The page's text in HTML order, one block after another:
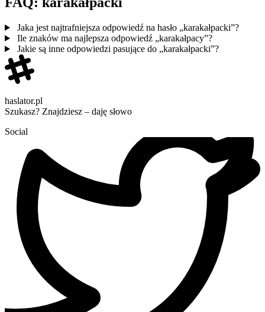
Jaka jest najtrafniejsza odpowiedź na hasło „karakałpacki”?
Ile znaków ma najlepsza odpowiedź „karakałpacy”?
Jakie są inne odpowiedzi pasujące do „karakałpacki”?
haslator.pl
Szukasz? Znajdziesz – daję słowo
Social